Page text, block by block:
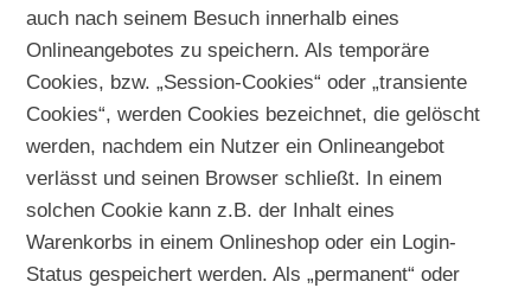
auch nach seinem Besuch innerhalb eines
Onlineangebotes zu speichern. Als temporäre
Cookies, bzw. „Session-Cookies“ oder „transiente
Cookies“, werden Cookies bezeichnet, die gelöscht
werden, nachdem ein Nutzer ein Onlineangebot
verlässt und seinen Browser schließt. In einem
solchen Cookie kann z.B. der Inhalt eines
Warenkorbs in einem Onlineshop oder ein Login-
Status gespeichert werden. Als „permanent“ oder